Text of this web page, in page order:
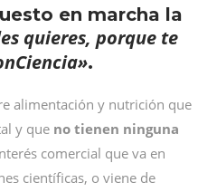
en marcha la
quieres, porque te
.
alimentación y nutrición que
y que no tienen ninguna
comercial que va en
científicas, o viene de